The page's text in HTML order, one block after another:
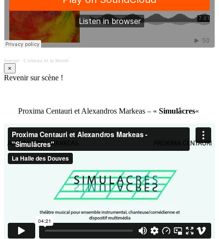
thiergir · L'oiseau et la liberté
×
Revenir sur scène !
Proxima Centauri et Alexandros Markeas – « Simulâcres«